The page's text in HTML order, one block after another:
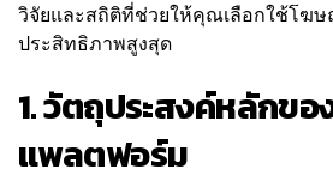
วิจัยและสถิติที่ช่วยให้คุณเลือกใช้โฆษ
ประสิทธิภาพสูงสุด
1. วัตถุประสงค์หลักขอ
แพลตฟอร์ม